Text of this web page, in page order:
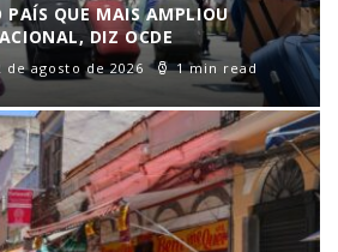
PAÍS QUE MAIS AMPLIOU
DIZ OCDE
de agosto de 2026 1 min read